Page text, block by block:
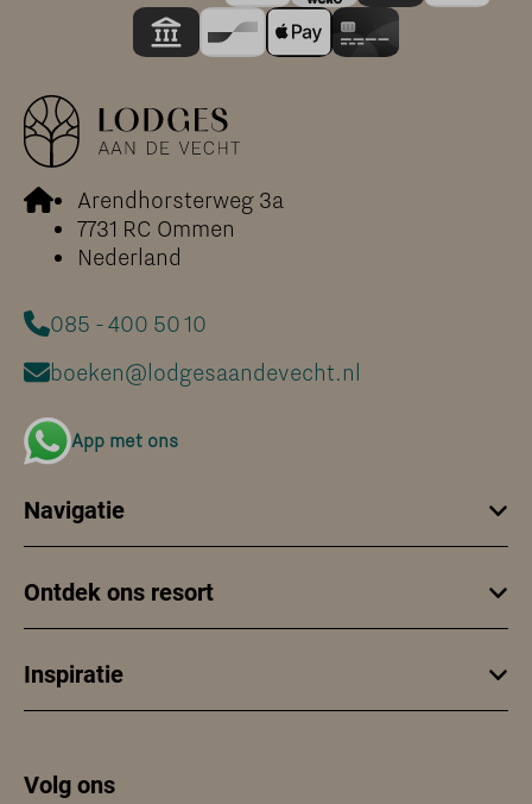
Arendhorsterweg 3a
7731 RC Ommen
Nederland
085 - 400 50 10
boeken@lodgesaandevecht.nl
App met ons
Navigatie
Ontdek ons resort
Inspiratie
Volg ons